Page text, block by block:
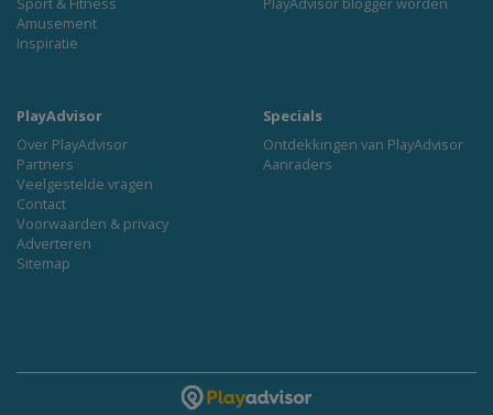
Amusement
Inspiratie
PlayAdvisor
Over PlayAdvisor
Partners
Veelgestelde vragen
Contact
Voorwaarden & privacy
Adverteren
Sitemap
Specials
Ontdekkingen van PlayAdvisor
Aanraders